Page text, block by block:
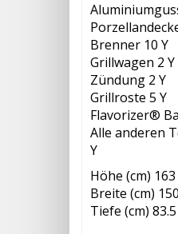
Brenner 10 Y
Grillwagen 2 Y
Zündung 2 Y
Grillroste 5 Y
Flavorizer®
Alle anderen
Y
Höhe (cm) 163
Breite (cm) 150
Tiefe (cm) 83.5